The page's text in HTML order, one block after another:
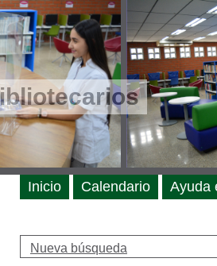
Nueva búsqueda
Inicio Calendario Ayuda